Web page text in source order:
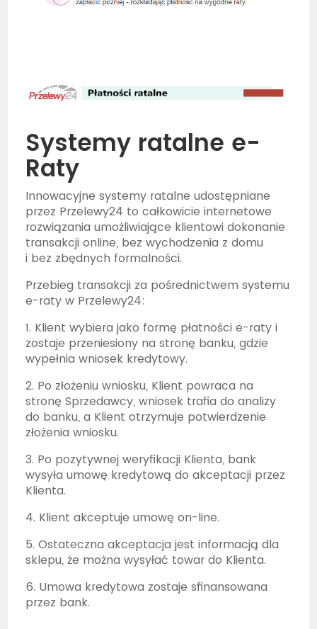
Systemy ratalne e-
Raty
Innowacyjne systemy ratalne udostępniane
przez Przelewy24 to całkowicie internetowe
rozwiązania umożliwiające klientowi dokonanie
transakcji online, bez wychodzenia z domu
i bez zbędnych formalności.
Przebieg transakcji za pośrednictwem systemu
e-raty w Przelewy24:
1. Klient wybiera jako formę płatności e-raty i
zostaje przeniesiony na stronę banku, gdzie
wypełnia wniosek kredytowy.
2. Po złożeniu wniosku, Klient powraca na
stronę Sprzedawcy, wniosek trafia do analizy
do banku, a Klient otrzymuje potwierdzenie
złożenia wniosku.
3. Po pozytywnej weryfikacji Klienta, bank
wysyła umowę kredytową do akceptacji przez
Klienta.
4. Klient akceptuje umowę on-line.
5. Ostateczna akceptacja jest informacją dla
sklepu, że można wysyłać towar do Klienta.
6. Umowa kredytowa zostaje sfinansowana
przez bank.